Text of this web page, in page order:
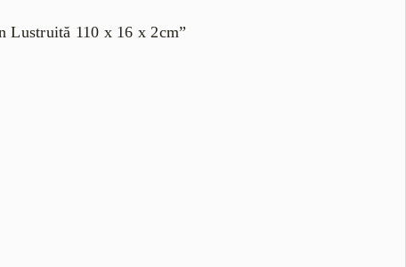
Lustruită 110 x 16 x 2cm”